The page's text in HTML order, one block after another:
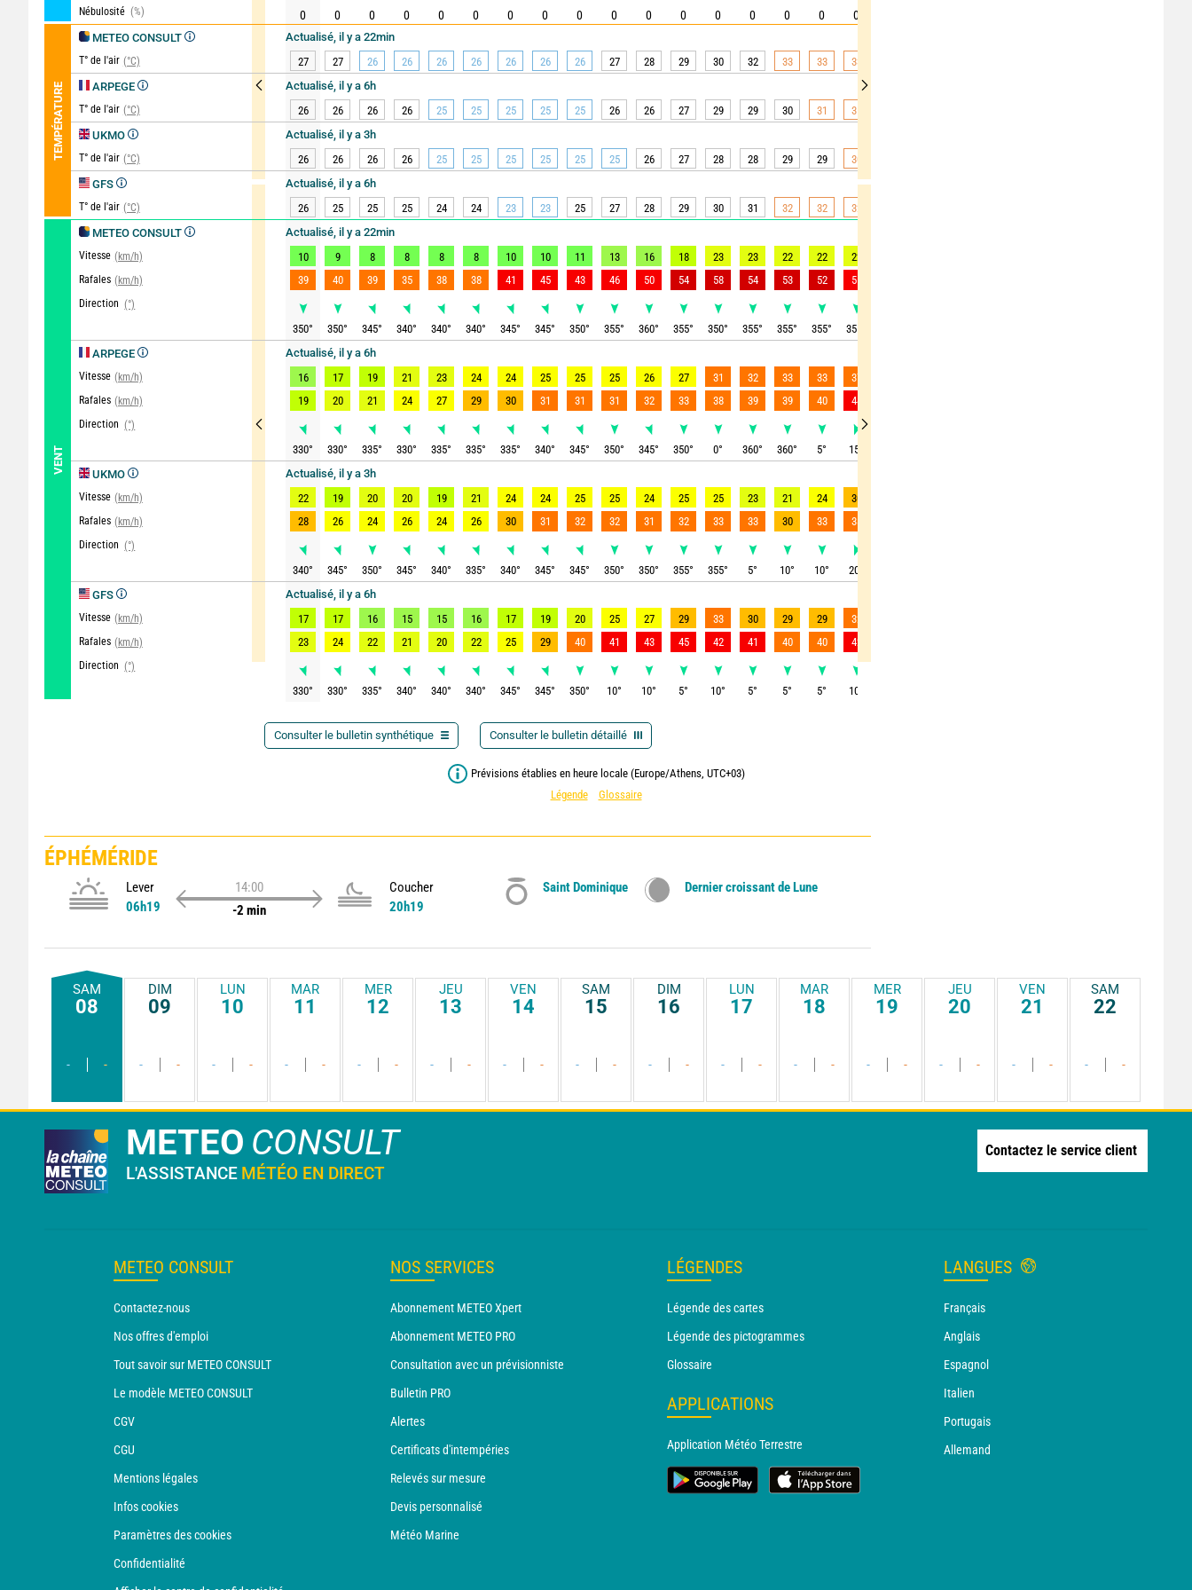
Nébulosité (%)
TEMPÉRATURE
METEO CONSULT
T° de l'air (°C)
ARPEGE
T° de l'air (°C)
UKMO
T° de l'air (°C)
GFS
T° de l'air (°C)
VENT
METEO CONSULT
Vitesse (km/h)
Rafales (km/h)
Direction (°)
ARPEGE
Vitesse (km/h)
Rafales (km/h)
Direction (°)
UKMO
Vitesse (km/h)
Rafales (km/h)
Direction (°)
GFS
Vitesse (km/h)
Rafales (km/h)
Direction (°)
0
0 0 0 0 0 0 0 0 0 0 0 0 0 0 0 0
Actualisé, il y a 22min
27
27 26 26 26 26 26 26 26 27 28 29 30 32 33 33 33
Actualisé, il y a 6h
26
26 26 26 25 25 25 25 25 26 26 27 29 29 30 31 31
Actualisé, il y a 3h
26
26 26 26 25 25 25 25 25 25 26 27 28 28 29 29 30
Actualisé, il y a 6h
26
25 25 25 24 24 23 23 25 27 28 29 30 31 32 32 32
Actualisé, il y a 22min
10
9 8 8 8 8 10 10 11 13 16 18 23 23 22 22 22
39
40 39 35 38 38 41 45 43 46 50 54 58 54 53 52 51
350° 350° 345° 340° 340° 340° 345° 345° 350° 355° 360° 355° 350° 355° 355° 355° 355
Actualisé, il y a 6h
16
17 19 21 23 24 24 25 25 25 26 27 31 32 33 33 37
19
20 21 24 27 29 30 31 31 31 32 33 38 39 39 40 44
330° 330° 335° 330° 335° 335° 335° 340° 345° 350° 345° 350° 0° 360° 360° 5° 15
Actualisé, il y a 3h
22
19 20 20 19 21 24 24 25 25 24 25 25 23 21 24 30
28
26 24 26 24 26 30 31 32 32 31 32 33 33 30 33 38
340° 345° 350° 345° 340° 335° 340° 345° 345° 350° 350° 355° 355° 5° 10° 10° 20
Actualisé, il y a 6h
17
17 16 15 15 16 17 19 20 25 27 29 33 30 29 29 32
23
24 22 21 20 22 25 29 40 41 43 45 42 41 40 40 42
330° 330° 335° 340° 340° 340° 345° 345° 350° 10° 10° 5° 10° 5° 5° 5° 10
Consulter le bulletin synthétique Consulter le bulletin détaillé
Prévisions établies en heure locale (Europe/Athens, UTC+03)
Légende
Glossaire
ÉPHÉMÉRIDE
Lever
06h19
14:00
-2 min
Coucher
20h19
Saint Dominique Dernier croissant de Lune
SAM
08
- -
DIM
09
- -
LUN
10
- -
MAR
11
- -
MER
12
- -
JEU
13
- -
VEN
14
- -
SAM
15
- -
DIM
16
- -
LUN
17
- -
MAR
18
- -
MER
19
- -
JEU
20
- -
VEN
21
- -
SAM
22
- -
METEO CONSULT
L'ASSISTANCE MÉTÉO EN DIRECT
Contactez le service client
METEO CONSULT
Contactez-nous
Nos offres d'emploi
Tout savoir sur METEO CONSULT
Le modèle METEO CONSULT
CGV
CGU
Mentions légales
Infos cookies
Paramètres des cookies
Confidentialité
NOS SERVICES
Abonnement METEO Xpert
Abonnement METEO PRO
Consultation avec un prévisionniste
Bulletin PRO
Alertes
Certificats d'intempéries
Relevés sur mesure
Devis personnalisé
Météo Marine
LÉGENDES
Légende des cartes
Légende des pictogrammes
Glossaire
APPLICATIONS
Application Météo Terrestre
LANGUES
Français
Anglais
Espagnol
Italien
Portugais
Allemand